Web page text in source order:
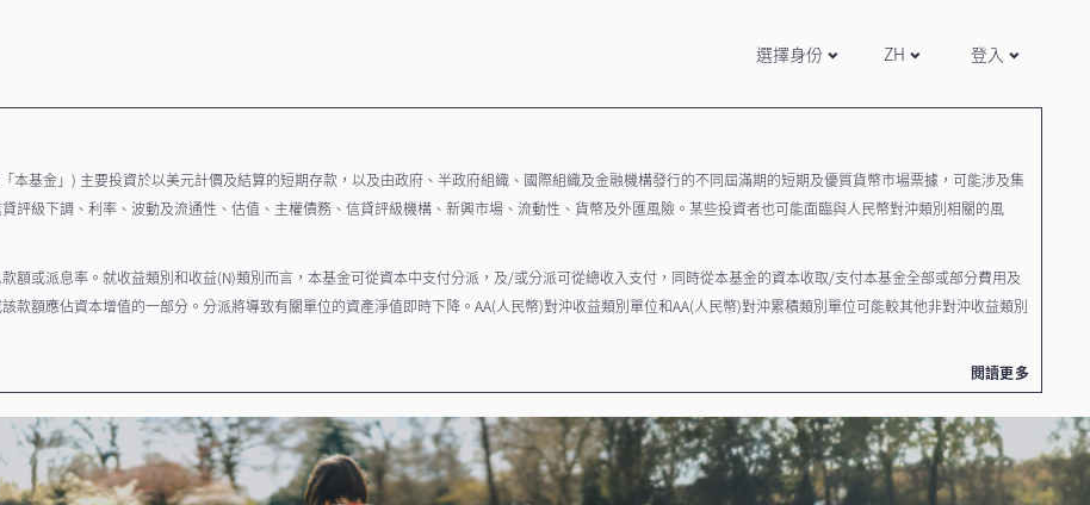
選擇身份 ZH 登入
基金」) 主要投資於以美元計價及結算的短期存款，以及由政府、半政府組織、國際組織及金融機構發行的不同屆滿期的短期及優質貨幣市場票據，可能涉及集
評級下調、利率、波動及流通性、估值、主權債務、信貸評級機構、新興市場、流動性、貨幣及外匯風險。某些投資者也可能面臨與人民幣對沖類別相關的風
額或派息率。就收益類別和收益(N)類別而言，本基金可從資本中支付分派，及/或分派可從總收入支付，同時從本基金的資本收取/支付本基金全部或部分費用及
款額應佔資本增值的一部分。分派將導致有關單位的資產淨值即時下降。AA(人民幣)對沖收益類別單位和AA(人民幣)對沖累積類別單位可能較其他非對沖收益類別
資者不應只單靠本資料而作出投資決定，而應仔細閱讀銷售文件，以獲取詳細資料，包括本基金及其單位類別的風險因素、收費及產品特點。
閱讀更多